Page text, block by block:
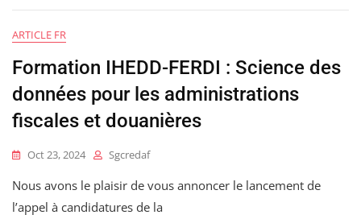
ARTICLE FR
Formation IHEDD-FERDI : Science des
données pour les administrations
fiscales et douanières
Oct 23, 2024 Sgcredaf
Nous avons le plaisir de vous annoncer le lancement de
l’appel à candidatures de la